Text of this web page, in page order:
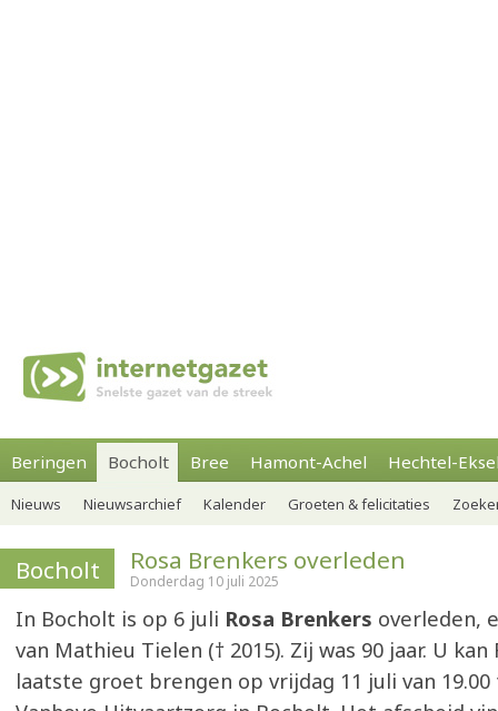
Beringen Bocholt Bree Hamont-Achel Hechtel-
Nieuws Nieuwsarchief Kalender Groeten & felicitaties
Bocholt Rosa Brenkers overleden
Donderdag 10 juli 2025
In Bocholt is op 6 juli Rosa Brenkers overleden,
van Mathieu Tielen († 2015). Zij was 90 jaar. U kan
laatste groet brengen op vrijdag 11 juli van